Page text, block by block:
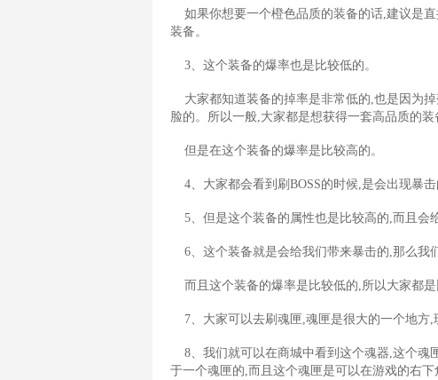
如果你想要一个橙色品质的装备的话,建议是直
装备。
3、这个装备的爆率也是比较低的。
大家都知道装备的掉率是非常低的,也是因为
脸的。所以一般,大家都是想获得一套高品质的装
但是在这个装备的爆率是比较高的。
4、大家都会看到刷BOSS的时候,是会出现暴
5、但是这个装备的属性也是比较高的,而且会
6、这个装备就是会给我们带来暴击的,那么我
而且这个装备的爆率是比较低的,所以大家都是
7、大家可以去刷魂匣,魂匣是很大的一个地方,
8、我们就可以在商城中看到这个魂器,这个魂
于一个魂匣的,而且这个魂匣是可以在游戏的右